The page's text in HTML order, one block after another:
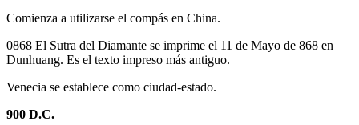
Comienza a utilizarse el compás en China.
0868 El Sutra del Diamante se imprime el 11 de Mayo de 868 en
Dunhuang. Es el texto impreso más antiguo.
Venecia se establece como ciudad-estado.
900 D.C.